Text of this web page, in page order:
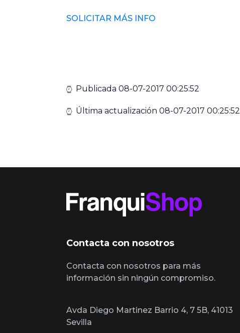
SOLICITAR MÁS INFO
Publicada 08-07-2017 00:25:52
Última actualización 08-07-2017 00:25:52
Contacta con nosotros
Contacta con nosotros para más
información sin ningún compromiso.
Avda Diego Martinez Barrio 4, 7 5B, 41013
Sevilla